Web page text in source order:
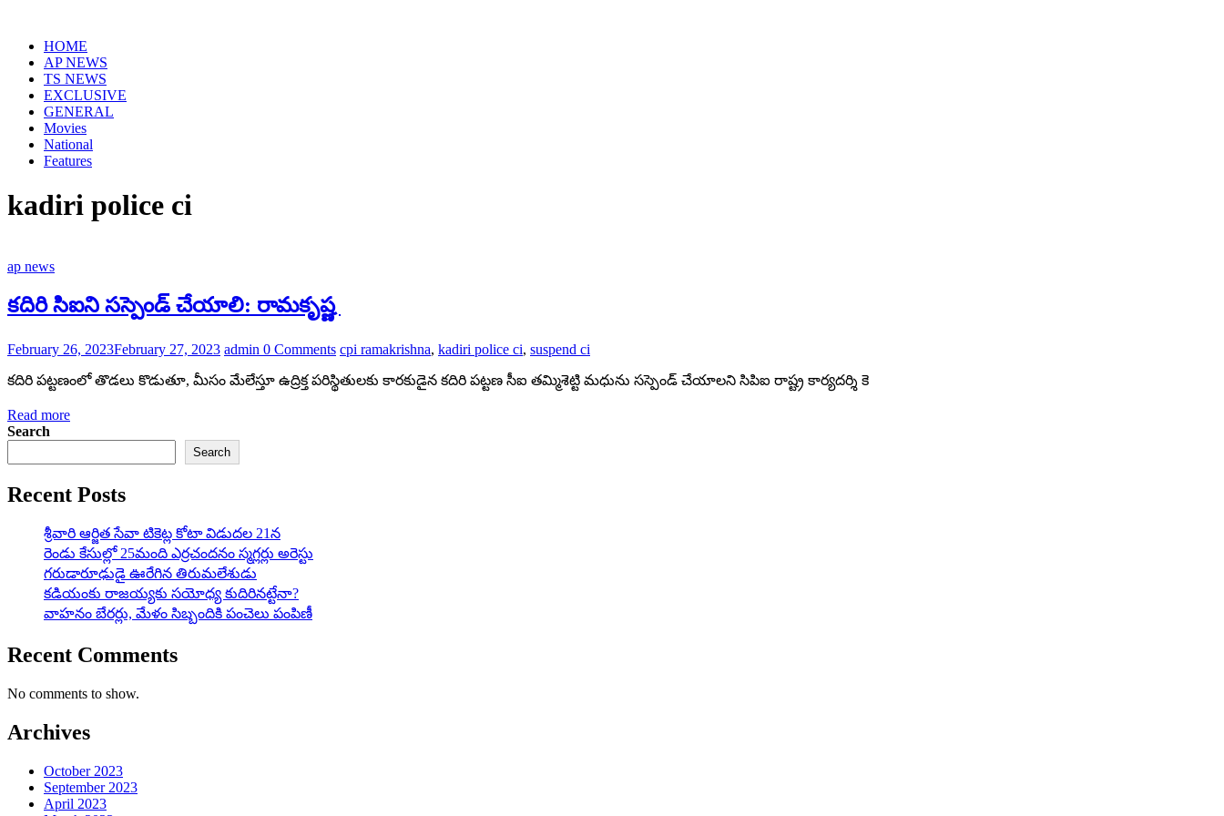
contentHOME
AP NEWS
TS NEWS
EXCLUSIVE
GENERAL
Movies
National
Features
kadiri police ci
ap news
కదిరి సిఐని సస్పెండ్ చేయాలి: రామకృష్ణ
February 26, 2023February 27, 2023 admin 0 Comments cpi ramakrishna, kadiri police ci, suspend ci
కదిరి పట్టణంలో తొడలు కొడుతూ, మీసం మేలేస్తూ ఉద్రిక్త పరిస్థితులకు కారకుడైన కదిరి పట్టణ సీఐ తమ్మిశెట్టి మధును సస్పెండ్ చేయాలని సిపిఐ రాష్ట్ర కార్యదర్శి కె
Read more
Search
Search
Recent Posts
శ్రీవారి ఆర్జిత సేవా టికెట్ల కోటా విడుదల 21న
రెండు కేసుల్లో 25మంది ఎర్రచందనం స్మగ్లర్లు అరెస్టు
గరుడారూఢుడై ఊరేగిన తిరుమలేశుడు
కడియంకు రాజయ్యకు సయోధ్య కుదిరినట్టేనా?
వాహ‌నం బేర‌ర్లు, మేళం సిబ్బందికి పంచెలు పంపిణీ
Recent Comments
No comments to show.
Archives
October 2023
September 2023
April 2023